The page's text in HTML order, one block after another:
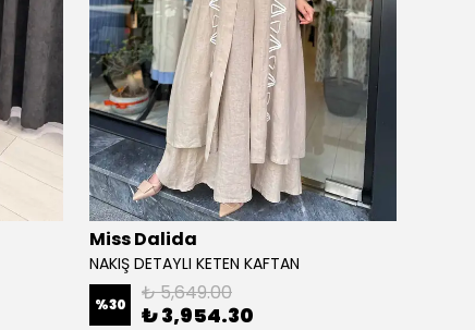
Miss Dalida
NAKIŞ DETAYLI KETEN KAFTAN
%30 ₺ 5,649.00
₺ 3,954.30